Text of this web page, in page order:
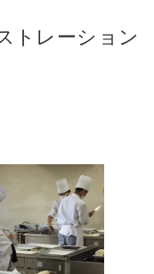
トレーション